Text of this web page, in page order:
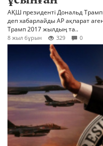
АҚШ президенті Дональд Трамп
деп хабарлайды АР ақпарат
Трамп 2017 жылдың та..
8 жыл бұрын 329 0